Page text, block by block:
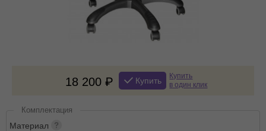
18 200 Купить
Купить
в один клик
Комплектация
Материал